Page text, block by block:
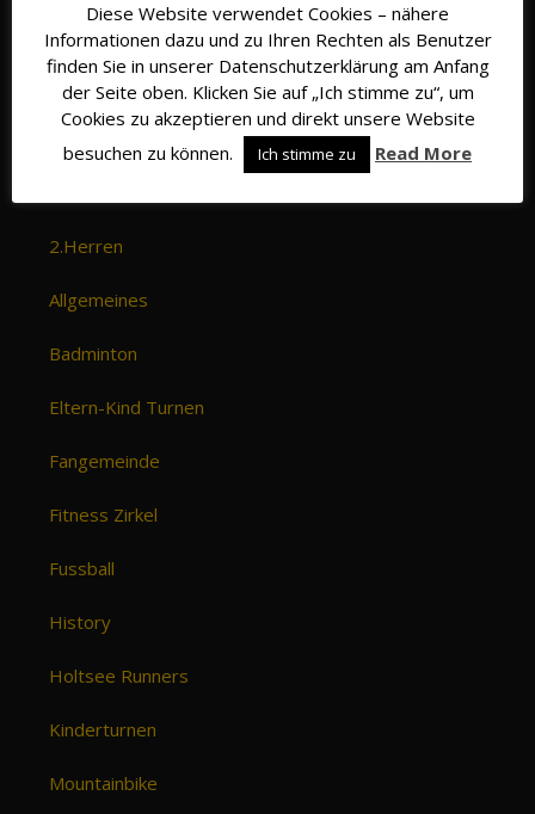
Kategorien
2.Herren
Allgemeines
Badminton
Eltern-Kind Turnen
Fangemeinde
Fitness Zirkel
Fussball
History
Holtsee Runners
Kinderturnen
Mountainbike
Diese Website verwendet Cookies – nähere
Informationen dazu und zu Ihren Rechten als Benutzer
finden Sie in unserer Datenschutzerklärung am Anfang
der Seite oben. Klicken Sie auf „Ich stimme zu“, um
Cookies zu akzeptieren und direkt unsere Website
besuchen zu können.
Ich stimme zu Read More